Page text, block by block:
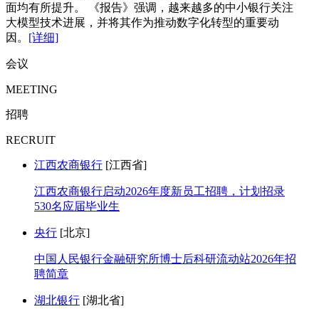
面均有所提升。 《报告》强调，越来越多的中小银行关注
大模型技术进展，并将其作为推动数字化转型的重要动
因。 [详细]
会议
MEETING
招聘
RECRUIT
江西农商银行 [江西省]
江西农商银行启动2026年度新员工招聘，计划招录
530名应届毕业生
央行 [北京]
中国人民银行金融研究所博士后科研流动站2026年招
聘简章
湖北银行 [湖北省]